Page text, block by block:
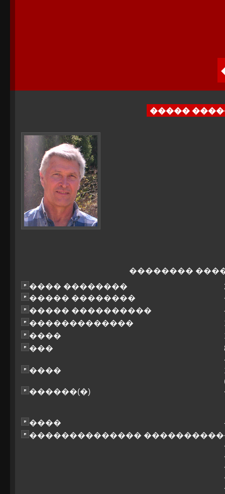
�����
��������
���� ��������
����� ��������
����� ����������
�������������
����
���
����
������(�)
����
�������������� ����������